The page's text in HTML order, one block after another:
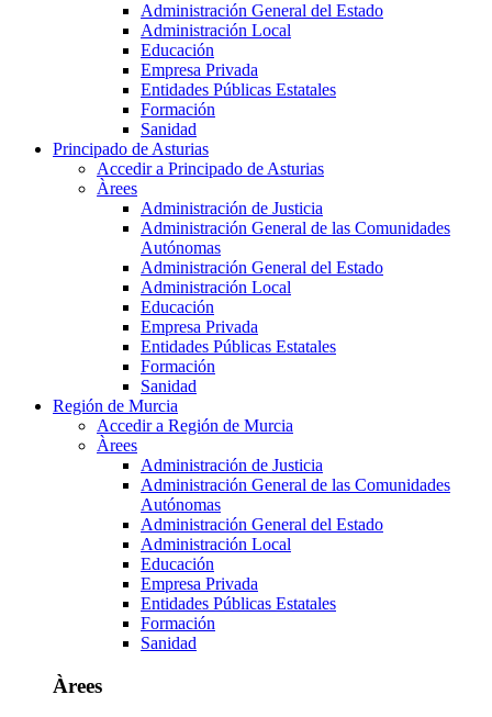
Administración General del Estado
Administración Local
Educación
Empresa Privada
Entidades Públicas Estatales
Formación
Sanidad
Principado de Asturias
Accedir a Principado de Asturias
Àrees
Administración de Justicia
Administración General de las Comunidades
Autónomas
Administración General del Estado
Administración Local
Educación
Empresa Privada
Entidades Públicas Estatales
Formación
Sanidad
Región de Murcia
Accedir a Región de Murcia
Àrees
Administración de Justicia
Administración General de las Comunidades
Autónomas
Administración General del Estado
Administración Local
Educación
Empresa Privada
Entidades Públicas Estatales
Formación
Sanidad
Àrees